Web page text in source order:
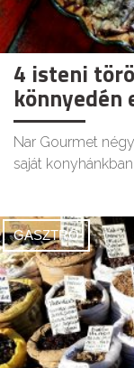
4 isteni
könnyedén
Nar Gourmet
saját
GASZTRO